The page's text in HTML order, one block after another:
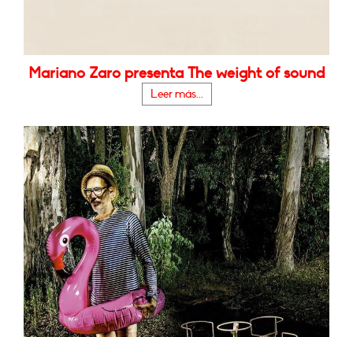
Mariano Zaro presenta The weight of sound
Leer más...